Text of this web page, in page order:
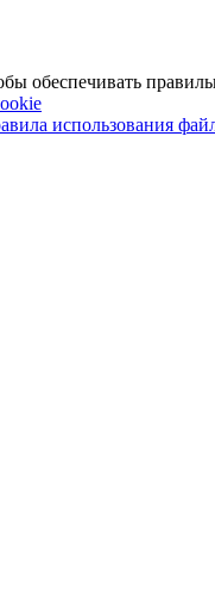
обеспечивать
использования